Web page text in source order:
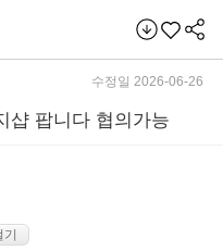
수정일 2026-06-26
샵 팝니다 협의가능
기